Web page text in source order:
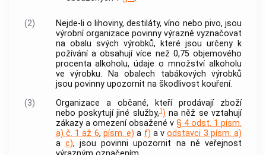
(2)
Nejde-li o lihoviny, destiláty, víno nebo pivo, jsou
výrobní organizace povinny výrazně vyznačovat
na obalu svých výrobků, které jsou určeny k
požívání a obsahují více než 0,75 objemového
procenta alkoholu, údaje o množství alkoholu
ve výrobku. Na obalech tabákových výrobků
jsou povinny upozornit na škodlivost kouření.
(3)
Organizace a občané, kteří prodávají zboží
nebo poskytují jiné služby,1) na něž se vztahují
zákazy a omezení obsažené v § 4 odst. 1 písm.
a) č. 1 až 6, písm. e) a f) a vodstavci 3 písm. a)
a c), jsou povinni upozornit na ně veřejnost